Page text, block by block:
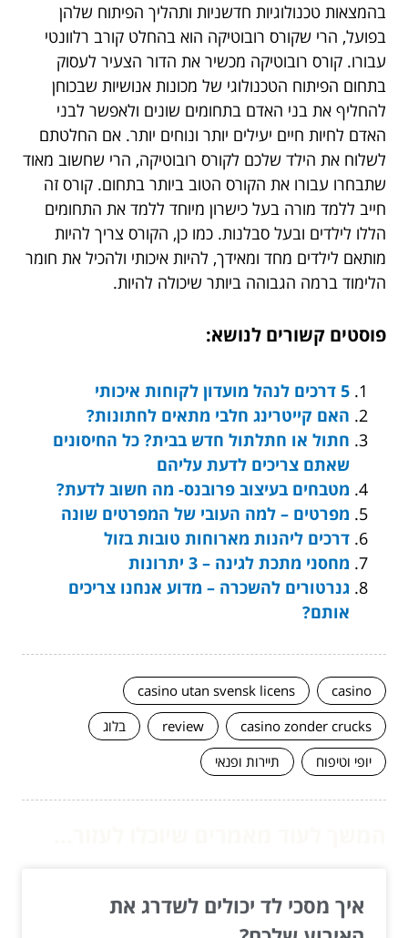
בהמצאות טכנולוגיות חדשניות ותהליך הפיתוח שלהן
בפועל, הרי שקורס רובוטיקה הוא בהחלט קורב רלוונטי
עבורו. קורס רובוטיקה מכשיר את הדור הצעיר לעסוק
בתחום הפיתוח הטכנולוגי של מכונות אנושיות שבכוחן
להחליף את בני האדם בתחומים שונים ולאפשר לבני
האדם לחיות חיים יעילים יותר ונוחים יותר. אם החלטתם
לשלוח את הילד שלכם לקורס רובוטיקה, הרי שחשוב מאוד
שתבחרו עבורו את הקורס הטוב ביותר בתחום. קורס זה
חייב ללמד מורה בעל כישרון מיוחד ללמד את התחומים
הללו לילדים ובעל סבלנות. כמו כן, הקורס צריך להיות
מותאם לילדים מחד ומאידך, להיות איכותי ולהכיל את חומר
הלימוד ברמה הגבוהה ביותר שיכולה להיות.
פוסטים קשורים לנושא:
5 דרכים לנהל מועדון לקוחות איכותי
האם קייטרינג חלבי מתאים לחתונות?
חתול או חתלתול חדש בבית? כל החיסונים
שאתם צריכים לדעת עליהם
מטבחים בעיצוב פרובנס- מה חשוב לדעת?
מפרטים – למה העובי של המפרטים שונה
דרכים ליהנות מארוחות טובות בזול
מחסני מתכת לגינה – 3 יתרונות
גנרטורים להשכרה – מדוע אנחנו צריכים
אותם?
casino
casino utan svensk licens
casino zonder crucks
review
בלוג
יופי וטיפוח
תיירות ופנאי
איך מסכי לד יכולים לשדרג את